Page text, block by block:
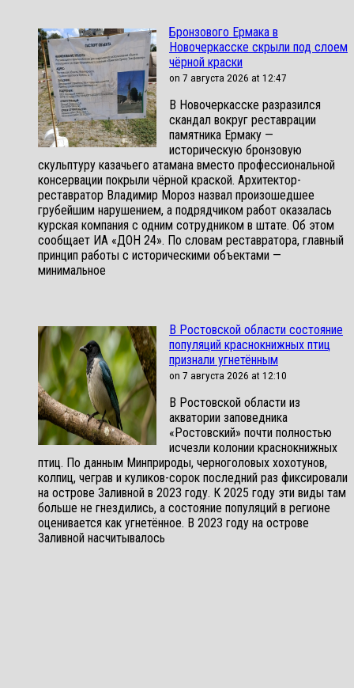
Бронзового Ермака в
Новочеркасске скрыли под слоем
чёрной краски
on 7 августа 2026 at 12:47
В Новочеркасске разразился
скандал вокруг реставрации
памятника Ермаку —
историческую бронзовую
скульптуру казачьего атамана вместо профессиональной
консервации покрыли чёрной краской. Архитектор-
реставратор Владимир Мороз назвал произошедшее
грубейшим нарушением, а подрядчиком работ оказалась
курская компания с одним сотрудником в штате. Об этом
сообщает ИА «ДОН 24». По словам реставратора, главный
принцип работы с историческими объектами —
минимальное
В Ростовской области состояние
популяций краснокнижных птиц
признали угнетённым
on 7 августа 2026 at 12:10
В Ростовской области из
акватории заповедника
«Ростовский» почти полностью
исчезли колонии краснокнижных
птиц. По данным Минприроды, черноголовых хохотунов,
колпиц, чеграв и куликов-сорок последний раз фиксировали
на острове Заливной в 2023 году. К 2025 году эти виды там
больше не гнездились, а состояние популяций в регионе
оценивается как угнетённое. В 2023 году на острове
Заливной насчитывалось